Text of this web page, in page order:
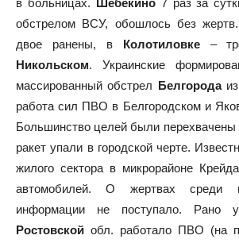
в больницах. Шебекино7 раз за
обстрелом ВСУ, обошлось без
двое ранены, в Колотиловке–
Никольском. Украинские
массированный обстрел Белгородаиз
работа сил ПВО в Белгородском и
Большинство целей были перехвачены
ракет упали в городской черте.
жилого сектора в микрорайоне
автомобилей. О жертвах среди
информации не поступало. Рано
Ростовской обл. работало ПВО (на